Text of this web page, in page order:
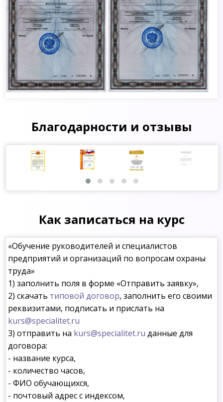
Благодарности и отзывы
Как записаться на курс
«Обучение руководителей и специалистов
предприятий и организаций по вопросам охраны
труда»
1) заполнить поля в форме «Отправить заявку»,
2) скачать типовой договор, заполнить его своими
реквизитами, подписать и прислать на
kurs@specialitet.ru
3) отправить на kurs@specialitet.ru данные для
договора:
- название курса,
- количество часов,
- ФИО обучающихся,
- почтовый адрес с индексом,